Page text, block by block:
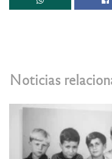
Noticias